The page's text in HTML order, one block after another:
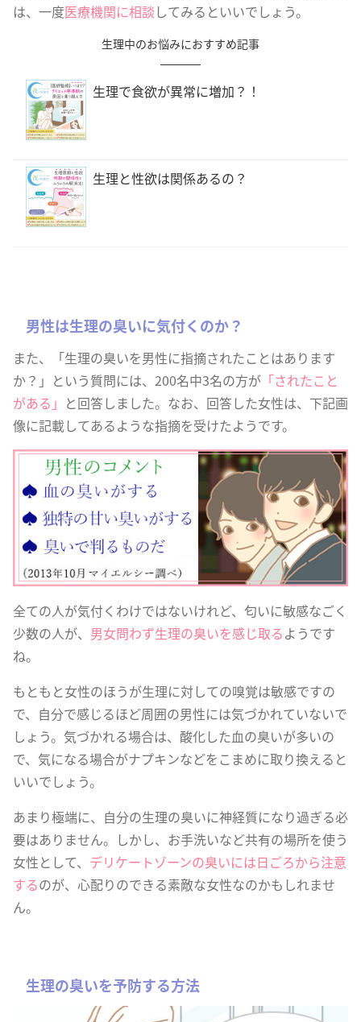
は、一度医療機関に相談してみるといいでしょう。
生理中のお悩みにおすすめ記事
生理で食欲が異常に増加？！
生理と性欲は関係あるの？
男性は生理の臭いに気付くのか？
また、「生理の臭いを男性に指摘されたことはあります
か？」という質問には、200名中3名の方が 「されたこと
がある」 と回答しました。なお、回答した女性は、下記画
像に記載してあるような指摘を受けたようです。
全ての人が気付くわけではないけれど、匂いに敏感なごく
少数の人が、 男女問わず生理の臭いを感じ取るようです
ね。
もともと女性のほうが生理に対しての嗅覚は敏感ですの
で、自分で感じるほど周囲の男性には気づかれていないで
しょう。気づかれる場合は、酸化した血の臭いが多いの
で、気になる場合がナプキンなどをこまめに取り換えると
いいでしょう。
あまり極端に、自分の生理の臭いに神経質になり過ぎる必
要はありません。しかし、お手洗いなど共有の場所を使う
女性として、 デリケートゾーンの臭いには日ごろから注意
するのが、心配りのできる素敵な女性なのかもしれませ
ん。
生理の臭いを予防する方法